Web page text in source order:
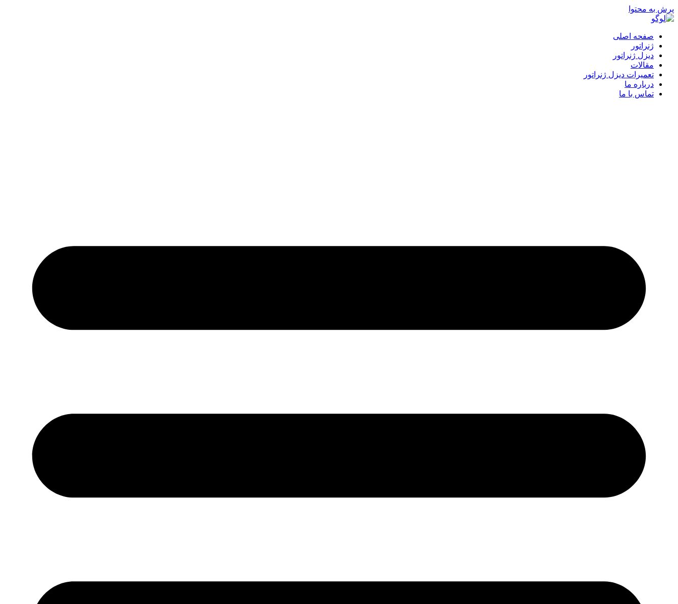
پرش به محتوا
صفحه اصلی
ژنراتور
دیزل ژنراتور
مقالات
تعمیرات دیزل ژنراتور
درباره ما
تماس با ما